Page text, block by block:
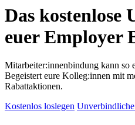
Das kostenlose
euer Employer
Mitarbeiter:innenbindung kann so
Begeistert eure Kolleg:innen mit
Rabattaktionen.
Kostenlos loslegen